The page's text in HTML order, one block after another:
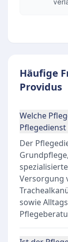
Häufige
Providus
Welche
Der
Versorgung
sowie